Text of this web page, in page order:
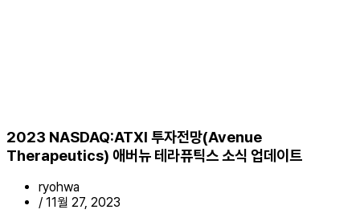
2023 NASDAQ:ATXI 투자전망(Avenue
Therapeutics) 애버뉴 테라퓨틱스 소식 업데이트
ryohwa
/ 11월 27, 2023